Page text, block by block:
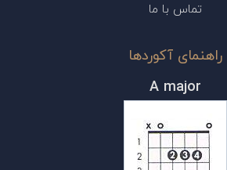
تماس با ما
راهنمای آکوردها
A major